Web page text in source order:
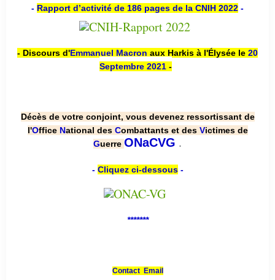
- Rapport d’activité de 186 pages de la CNIH 2022 -
- Discours d'Emmanuel Macron aux Harkis à l'Élysée le 20
Septembre 2021 -
Décès de votre conjoint, vous devenez ressortissant de
l'Office National des Combattants et des Victimes de
Guerre ONaCVG .
- Cliquez ci-dessous-
*******
Contact Email